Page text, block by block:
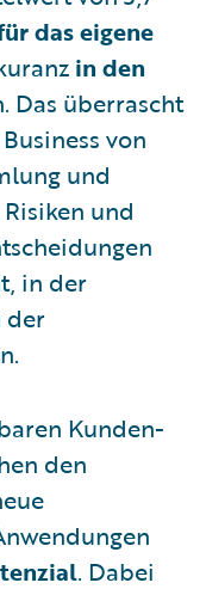
das eigene
in den
Das überrascht
von
und
und
in der
der
Kunden-
den
. Dabei